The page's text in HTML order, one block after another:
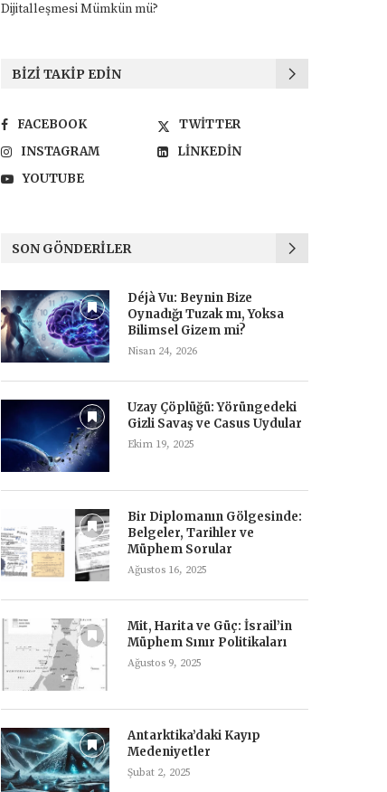
Dijitalleşmesi Mümkün mü?
BIZI TAKIP EDIN
FACEBOOK
TWITTER
INSTAGRAM
LINKEDIN
YOUTUBE
SON GÖNDERILER
Déjà Vu: Beynin Bize
Oynadığı Tuzak mı, Yoksa
Bilimsel Gizem mi?
Nisan 24, 2026
Uzay Çöplüğü: Yörüngedeki
Gizli Savaş ve Casus Uydular
Ekim 19, 2025
Bir Diplomanın Gölgesinde:
Belgeler, Tarihler ve
Müphem Sorular
Ağustos 16, 2025
Mit, Harita ve Güç: İsrail’in
Müphem Sınır Politikaları
Ağustos 9, 2025
Antarktika’daki Kayıp
Medeniyetler
Şubat 2, 2025